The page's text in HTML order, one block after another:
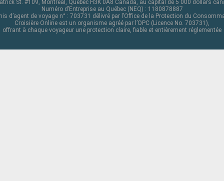
St. #109, Montréal, Québec H3K 0A8 Canada, au capital de 5 000 dollars
Numéro d’Entreprise au Québec (NEQ) : 1180878887
d’agent de voyage n° : 703731 délivré par l’Office de la Protection du
Croisière Online est un organisme agréé par l’OPC (Licence No. 703731),
offrant à chaque voyageur une protection claire, fiable et entièrement réglementée